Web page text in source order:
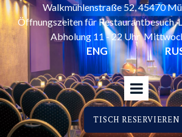
Walkmühlenstraße 52, 45470
Öffnungszeiten für Restaurantbesuch,
Abholung 11 - 22 Uhr
ENG
TISCH RESERVIEREN